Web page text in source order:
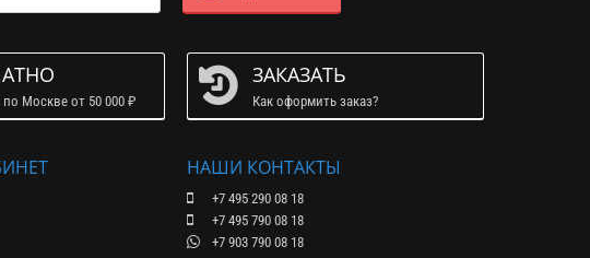
Москве от 50 000 ₽
ЗАКАЗАТЬ
Как оформить заказ?
НАШИ КОНТАКТЫ
+7 495 290 08 18
+7 495 790 08 18
+7 903 790 08 18